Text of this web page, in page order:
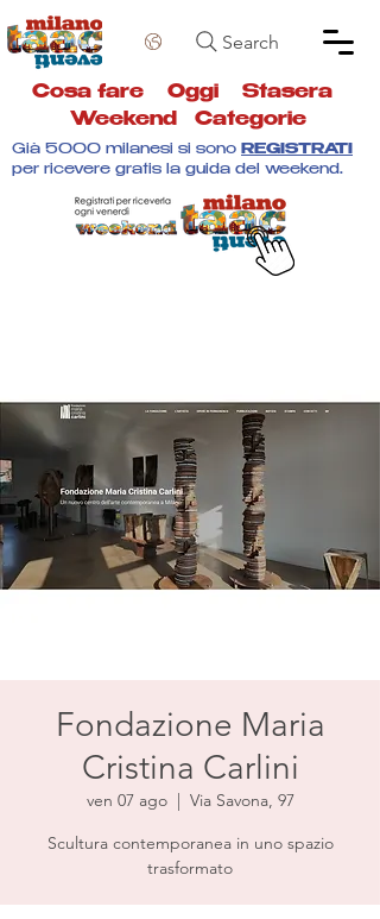
Search
Cosa fare Oggi Stasera
Weekend
Categorie
Già 5000 milanesi si sono REGISTRATI
per ricevere gratis la guida del weekend.
Fondazione Maria
Cristina Carlini
ven 07 ago
  |
Via Savona, 97
Scultura contemporanea in uno spazio
trasformato